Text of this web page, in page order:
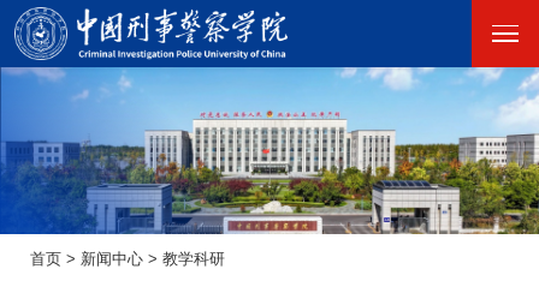
首页 > 新闻中心 > 教学科研